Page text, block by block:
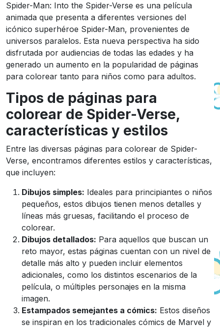
Spider-Man: Into the Spider-Verse es una película
animada que presenta a diferentes versiones del
icónico superhéroe Spider-Man, provenientes de
universos paralelos. Esta nueva perspectiva ha sido
disfrutada por audiencias de todas las edades y ha
generado un aumento en la popularidad de páginas
para colorear tanto para niños como para adultos.
Tipos de páginas para
colorear de Spider-Verse,
características y estilos
Entre las diversas páginas para colorear de Spider-
Verse, encontramos diferentes estilos y características,
que incluyen:
Dibujos simples: Ideales para principiantes o niños
pequeños, estos dibujos tienen menos detalles y
líneas más gruesas, facilitando el proceso de
colorear.
Dibujos detallados: Para aquellos que buscan un
reto mayor, estas páginas cuentan con un nivel de
detalle más alto y pueden incluir elementos
adicionales, como los distintos escenarios de la
película, o múltiples personajes en la misma
imagen.
Estampados semejantes a cómics: Estos diseños
se inspiran en los tradicionales cómics de Marvel y